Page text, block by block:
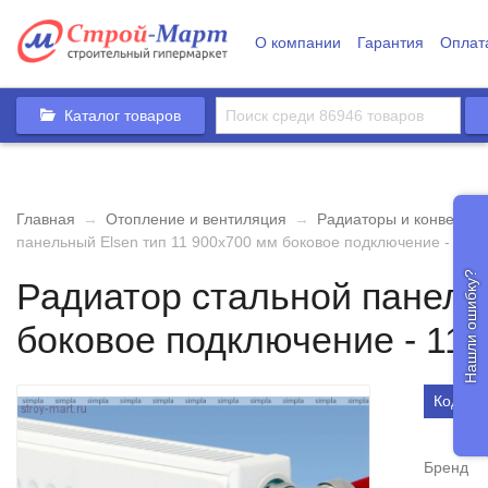
О компании Гарантия
Каталог товаров
Главная → Отопление и вентиляция →
Радиаторы и
панельный Elsen тип 11 900х700 мм боковое подключение -
Радиатор стальной
боковое подключение -
Код
Бренд
Нашли ошибку?